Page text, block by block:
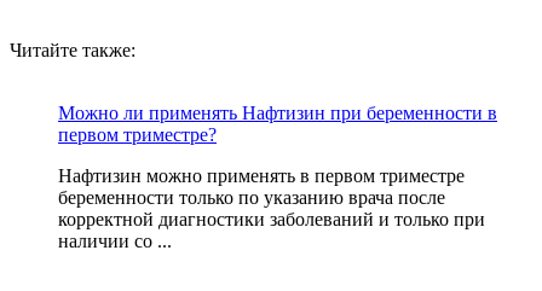
Читайте также:
Можно ли применять Нафтизин при беременности в
первом триместре?
Нафтизин можно применять в первом триместре
беременности только по указанию врача после
корректной диагностики заболеваний и только при
наличии со ...